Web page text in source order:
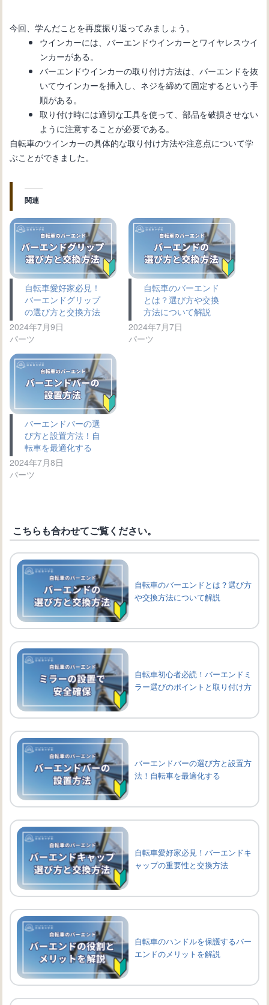
今回、学んだことを再度振り返ってみましょう。
ウインカーには、バーエンドウインカーとワイヤレスウイ
ンカーがある。
バーエンドウインカーの取り付け方法は、バーエンドを抜
いてウインカーを挿入し、ネジを締めて固定するという手
順がある。
取り付け時には適切な工具を使って、部品を破損させない
ように注意することが必要である。
自転車のウインカーの具体的な取り付け方法や注意点について学
ぶことができました。
関連
自転車愛好家必見！
バーエンドグリップ
の選び方と交換方法
2024年7月9日
パーツ
自転車のバーエンド
とは？選び方や交換
方法について解説
2024年7月7日
パーツ
バーエンドバーの選
び方と設置方法！自
転車を最適化する
2024年7月8日
パーツ
こちらも合わせてご覧ください。
自転車のバーエンドとは？選び方
や交換方法について解説
自転車初心者必読！バーエンドミ
ラー選びのポイントと取り付け方
バーエンドバーの選び方と設置方
法！自転車を最適化する
自転車愛好家必見！バーエンドキ
ャップの重要性と交換方法
自転車のハンドルを保護するバー
エンドのメリットを解説